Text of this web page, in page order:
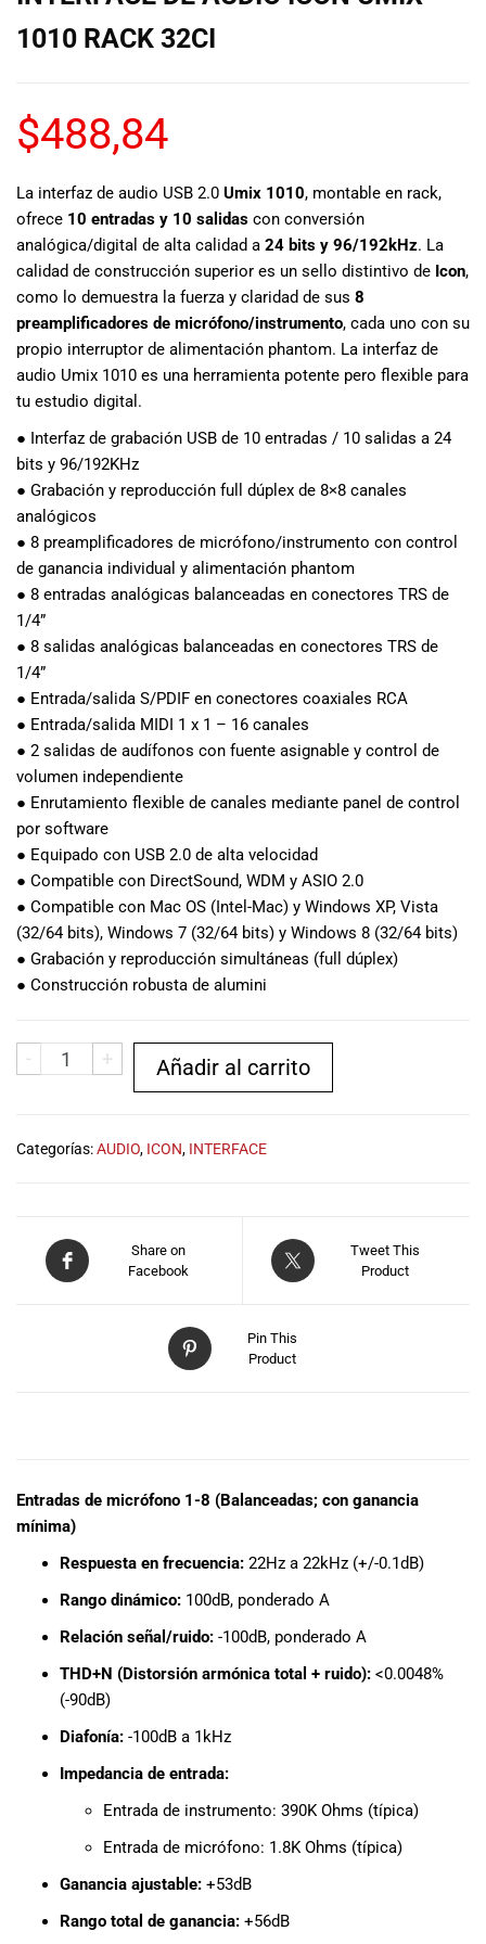
marcas del
mercado,
mezcladores y
altavoces.
También
contamos con
una selección
de
instrumentos
de viento,
teclados y
para satisfacer
necesidades
musicales.
de expertos en
música está
aquí para
encontrar el
equipo de
audio
adecuado para
ti, y ofrecerte el
mejor servicio
al cliente
Además,
ofrecemos
precios
competitivos y
promociones
especiales
nuestra tienda
compra en
pedido en la
¡Descubre el
mundo de la
1010 RACK 32CI
$488,84
La interfaz de audio USB 2.0 Umix 1010, montable en rack,
ofrece 10 entradas y 10 salidas con conversión
analógica/digital de alta calidad a 24 bits y 96/192kHz. La
calidad de construcción superior es un sello distintivo de Icon,
como lo demuestra la fuerza y claridad de sus 8
preamplificadores de micrófono/instrumento, cada uno con su
propio interruptor de alimentación phantom. La interfaz de
audio Umix 1010 es una herramienta potente pero flexible para
tu estudio digital.
● Interfaz de grabación USB de 10 entradas / 10 salidas a 24
bits y 96/192KHz
● Grabación y reproducción full dúplex de 8×8 canales
analógicos
● 8 preamplificadores de micrófono/instrumento con control
de ganancia individual y alimentación phantom
● 8 entradas analógicas balanceadas en conectores TRS de
1/4”
● 8 salidas analógicas balanceadas en conectores TRS de
1/4”
● Entrada/salida S/PDIF en conectores coaxiales RCA
● Entrada/salida MIDI 1 x 1 – 16 canales
● 2 salidas de audífonos con fuente asignable y control de
volumen independiente
● Enrutamiento flexible de canales mediante panel de control
por software
● Equipado con USB 2.0 de alta velocidad
● Compatible con DirectSound, WDM y ASIO 2.0
● Compatible con Mac OS (Intel-Mac) y Windows XP, Vista
(32/64 bits), Windows 7 (32/64 bits) y Windows 8 (32/64 bits)
● Grabación y reproducción simultáneas (full dúplex)
● Construcción robusta de alumini
- + Añadir al carrito
Categorías:AUDIO, ICON, INTERFACE
Share on
Facebook
Tweet This
Product
Pin This
Product
Entradas de micrófono 1-8 (Balanceadas; con ganancia
mínima)
Respuesta en frecuencia: 22Hz a 22kHz (+/-0.1dB)
Rango dinámico: 100dB, ponderado A
Relación señal/ruido: -100dB, ponderado A
THD+N (Distorsión armónica total + ruido): <0.0048%
(-90dB)
Diafonía: -100dB a 1kHz
Impedancia de entrada:
Entrada de instrumento: 390K Ohms (típica)
Entrada de micrófono: 1.8K Ohms (típica)
Ganancia ajustable: +53dB
Rango total de ganancia: +56dB